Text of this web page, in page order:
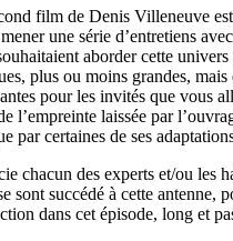
film de Denis Villeneuve
une série d’entretiens
aborder cette
plus ou moins grandes, mais
pour les invités que vous
l’empreinte laissée par
par certaines de ses
chacun des experts et/ou les
sont succédé à cette antenne,
dans cet épisode, long et